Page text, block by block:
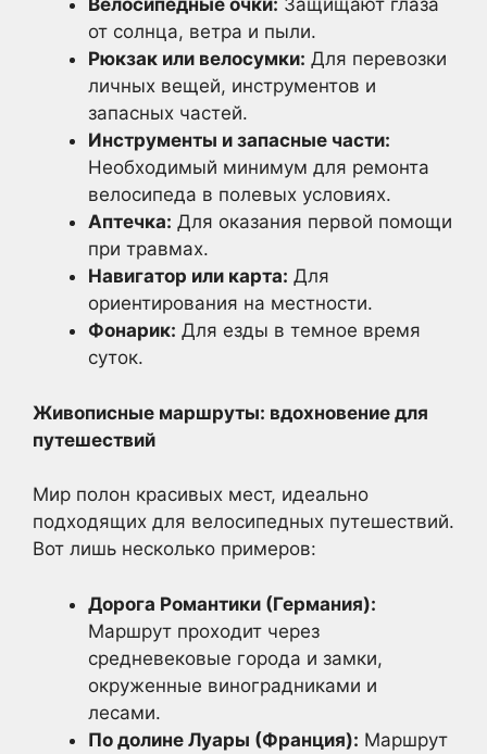
Велосипедные очки: Защищают глаза
от солнца, ветра и пыли.
Рюкзак или велосумки: Для перевозки
личных вещей, инструментов и
запасных частей.
Инструменты и запасные части:
Необходимый минимум для ремонта
велосипеда в полевых условиях.
Аптечка: Для оказания первой помощи
при травмах.
Навигатор или карта: Для
ориентирования на местности.
Фонарик: Для езды в темное время
суток.
Живописные маршруты: вдохновение для
путешествий
Мир полон красивых мест, идеально
подходящих для велосипедных путешествий.
Вот лишь несколько примеров:
Дорога Романтики (Германия):
Маршрут проходит через
средневековые города и замки,
окруженные виноградниками и
лесами.
По долине Луары (Франция): Маршрут